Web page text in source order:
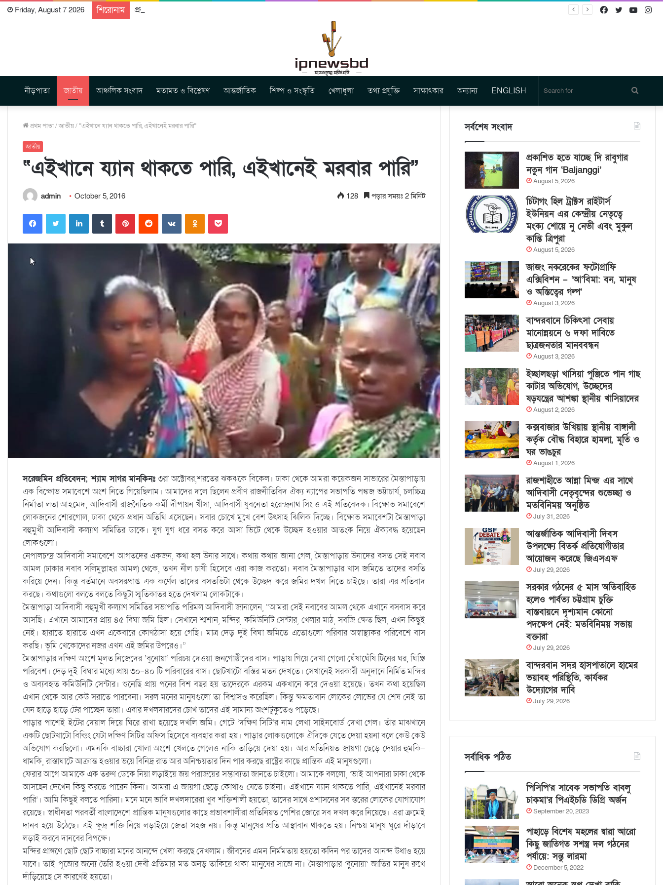
Friday, August 7 2026 শিরোনাম প্রকাশিত হতে যাচ্ছে দি রাবুগার নতুন গান ‘Baljanggi’ Twitter
Facebook
নীড়পাতা জাতীয় আঞ্চলিক সংবাদ মতামত ও বিশ্লেষণ আন্তর্জাতিক শিল্প ও সংস্কৃতি খেলাধুলা তথ্য প্রযুক্তি সাক্ষাৎকার অন্যান্য ENGLISH
for
প্রথম পাতা/জাতীয়/ “এইখানে য্যান থাকতে পারি, এইখানেই মরবার পারি”
জাতীয়
“এইখানে য্যান থাকতে পারি, এইখানেই মরবার পারি”
admin October 5, 2016 128 পড়ার সময়ঃ 2 মিনিট
সরেজমিন প্রতিবেদন; শ্যাম সাগর মানকিনঃ ৩রা অক্টোবর,শরতের ঝকঝকে বিকেল। ঢাকা থেকে আমরা কয়েকজন সাভারের মৈস্তাপাড়ায়
এক বিক্ষোভ সমাবেশে অংশ নিতে গিয়েছিলাম। আমাদের দলে ছিলেন প্রবীণ রাজনীতিবিদ ঐক্য ন্যাপের সভাপতি পঙ্কজ ভট্টাচার্য, চলচ্চিত্র
নির্মাতা লতা আহমেদ, আদিবাসী রাজনৈতিক কর্মী দীপায়ন খীসা, আদিবাসী যুবনেতা হরেন্দ্রনাথ সিং ও এই প্রতিবেদক। বিক্ষোভ সমাবেশে
লোকজনের শোরগোল, ঢাকা থেকে প্রধান অতিথি এসেছেন। সবার চোখে মুখে বেশ উৎসাহ ঝিলিক দিচ্ছে। বিক্ষোভ সমাবেশটা মৈস্তাপাড়া
বহুমুখী আদিবাসী কল্যাণ সমিতির ডাকে। যুগ যুগ ধরে বসত করে আসা ভিটে থেকে উচ্ছেদ হওয়ার আতংক নিয়ে ঐক্যবদ্ধ হয়েছেন
লোকগুলো।
নেপালচন্দ্র আদিবাসী সমাবেশে আগতদের একজন, কথা হল উনার সাথে। কথায় কথায় জানা গেল, মৈস্তাপাড়ায় উনাদের বসত সেই নবাব
আমল (ঢাকার নবাব সলিমুল্লাহর আমল) থেকে, তখন নীল চাষী হিসেবে এরা কাজ করতো। নবাব মৈস্তাপাড়ার খাস জমিতে তাদের বসতি
করিয়ে দেন। কিন্তু বর্তমানে অবসরপ্রাপ্ত এক কর্ণেল তাদের বসতভিটা থেকে উচ্ছেদ করে জমির দখল নিতে চাইছে। তারা এর প্রতিবাদ
করছে। কথাগুলো বলতে বলতে কিছুটা স্মৃতিকাতর হতে দেখলাম লোকটাকে।
মৈস্তাপাড়া আদিবাসী বহুমুখী কল্যাণ সমিতির সভাপতি পরিমল আদিবাসী জানালেন, “আমরা সেই নবাবের আমল থেকে এখানে বসবাস করে
আসছি। এখানে আমাদের প্রায় ৪৫ বিঘা জমি ছিল। সেখানে শ্মশান, মন্দির, কমিউনিটি সেন্টার, খেলার মাঠ, সবজি ক্ষেত ছিল, এখন কিছুই
নেই। হারাতে হারাতে এখন একেবারে কোণঠাসা হয়ে গেছি। মাত্র দেড় দুই বিঘা জমিতে এতোগুলো পরিবার অস্বাস্থ্যকর পরিবেশে বাস
করছি। ভূমি খেকোদের নজর এখন এই জমির উপরেও।”
মৈস্তাপাড়ার দক্ষিণ অংশে মূলত নিজেদের ‘বুনোয়া’ পরিচয় দেওয়া জনগোষ্ঠীদের বাস। পাড়ায় গিয়ে দেখা গেলো ঘেঁষাঘেঁষি টিনের ঘর, ঘিঞ্জি
পরিবেশ। দেড় দুই বিঘার মধ্যে প্রায় ৩০-৪০ টি পরিবারের বাস। ছোটখাটো বস্তির মতন দেখতে। সেখানেই সরকারী অনুদানে নির্মিত মন্দির
ও অব্যবহৃত কমিউনিটি সেন্টার। শুনেছি প্রায় পনের বিশ বছর হয় তাদেরকে এরকম একখানে করে দেওয়া হয়েছে। তখন কথা হয়েছিল
এখান থেকে আর কেউ সরাতে পারবেনা। সরল মনের মানুষগুলো তা বিশ্বাসও করেছিল। কিন্তু ক্ষমতাবান লোকের লোভের যে শেষ নেই তা
যেন হাড়ে হাড়ে টের পাচ্ছেন তারা। এবার দখলদারদের চোখ তাদের এই সামান্য অংশটুকুতেও পড়েছে।
পাড়ার পাশেই ইটের দেয়াল দিয়ে ঘিরে রাখা হয়েছে দখলি জমি। গেটে ‘দক্ষিণ সিটি’র নাম লেখা সাইনবোর্ড দেখা গেল। তাঁর মাঝখানে
একটি ছোটখাটো বিল্ডিং যেটা দক্ষিণ সিটির অফিস হিসেবে ব্যবহার করা হয়। পাড়ার লোকগুলোকে ঐদিকে যেতে দেয়া হয়না বলে কেউ কেউ
অভিযোগ করছিলো। এমনকি বাচ্চারা খোলা অংশে খেলতে গেলেও নাকি তাড়িয়ে দেয়া হয়। আর প্রতিনিয়ত জায়গা ছেড়ে দেয়ার হুমকি-
ধামকি, রাস্তাঘাটে আক্রান্ত হওয়ার ভয়ে বিনিদ্র রাত আর অনিশ্চয়তার দিন পার করছে রাষ্ট্রের কাছে প্রান্তিক এই মানুষগুলো।
ফেরার আগে আমাকে এক তরুণ ডেকে নিয়া লড়াইয়ে জয় পরাজয়ের সম্ভাব্যতা জানতে চাইলো। আমাকে বললো, ‘ভাই আপনারা ঢাকা থেকে
আসছেন দেখেন কিছু করতে পারেন কিনা। আমরা এ জায়গা ছেড়ে কোথাও যেতে চাইনা। এইখানে য্যান থাকতে পারি, এইখানেই মরবার
পারি’। আমি কিছুই বলতে পারিনা। মনে মনে ভাবি দখলদারেরা খুব শক্তিশালী হয়তো, তাদের সাথে প্রশাসনের সব স্তরের লোকের যোগাযোগ
রয়েছে। স্বাধীনতা পরবর্তী বাংলাদেশে প্রান্তিক মানুষগুলোর কাছে প্রভাবশালীরা প্রতিনিয়ত পেশির জোরে সব দখল করে নিয়েছে। এরা ক্রমেই
দানব হয়ে উঠেছে। এই ক্ষুদ্র শক্তি নিয়ে লড়াইয়ে জেতা সহজ নয়। কিন্তু মানুষের প্রতি আস্থাবান থাকতে হয়। নিশ্চয় মানুষ ঘুরে দাঁড়াবে
লড়াই করবে দানবের বিপক্ষে।
মন্দির প্রাঙ্গণে ছোট ছোট বাচ্চারা মনের আনন্দে খেলা করছে দেখলাম। জীবনের এমন নির্মমতায় হয়তো কদিন পর তাদের আনন্দ উধাও হয়ে
যাবে। তাই পূজোর জন্যে তৈরি হওয়া দেবী প্রতিমার মত অনড় তাকিয়ে থাকা মানুষের সাজে না। মৈস্তাপাড়ার ‘বুনোয়া’ জাতির মানুষ রুখে
দাঁড়িয়েছে সে কারণেই হয়তো।
সর্বশেষ সংবাদ
প্রকাশিত হতে যাচ্ছে দি রাবুগার
নতুন গান ‘Baljanggi’
August 5, 2026
চিটাগং হিল ট্রাক্টস রাইটার্স
ইউনিয়ন এর কেন্দ্রীয় নেতৃত্বে
মংক্য শোয়ে নু নেভী এবং মুকুল
কান্তি ত্রিপুরা
August 5, 2026
জাজং নকরেকের ফটোগ্রাফি
এক্সিবিশন – ‘আ’বিমা: বন, মানুষ
ও অস্তিত্বের গল্প’
August 3, 2026
বান্দরবানে চিকিৎসা সেবায়
মানোন্নয়নে ৬ দফা দাবিতে
ছাত্রজনতার মানববন্ধন
August 3, 2026
ইচ্ছালছড়া খাসিয়া পুঞ্জিতে পান গাছ
কাটার অভিযোগ, উচ্ছেদের
ষড়যন্ত্রের আশঙ্কা স্থানীয় খাসিয়াদের
August 2, 2026
কক্সবাজার উখিয়ায় স্থানীয় বাঙ্গালী
কর্তৃক বৌদ্ধ বিহারে হামলা, মূর্তি ও
ঘর ভাঙচুর
August 1, 2026
রাজশাহীতে আন্না মিন্জ এর সাথে
আদিবাসী নেতৃবৃন্দের শুভেচ্ছা ও
মতবিনিময় অনুষ্ঠিত
July 31, 2026
আন্তর্জাতিক আদিবাসী দিবস
উপলক্ষ্যে বিতর্ক প্রতিযোগীতার
আয়োজন করেছে জিএসএফ
July 29, 2026
সরকার গঠনের ৫ মাস অতিবাহিত
হলেও পার্বত্য চট্টগ্রাম চুক্তি
বাস্তবায়নে দৃশ্যমান কোনো
পদক্ষেপ নেই: মতবিনিময় সভায়
বক্তারা
July 29, 2026
বান্দরবান সদর হাসপাতালে হামের
ভয়াবহ পরিস্থিতি, কার্যকর
উদ্যোগের দাবি
July 29, 2026
সর্বাধিক পঠিত
পিসিপি’র সাবেক সভাপতি বাবলু
চাকমা’র পিএইচডি ডিগ্রি অর্জন
September 20, 2023
পাহাড়ে বিশেষ মহলের দ্বারা আরো
কিছু জাতিগত সশস্ত্র দল গঠনের
পর্যায়ে: সন্তু লারমা
December 5, 2022